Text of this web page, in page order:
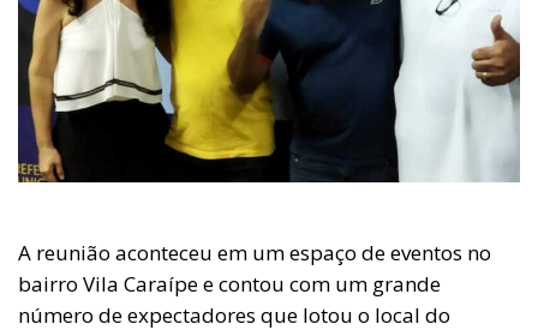
A reunião aconteceu em um espaço de eventos no
bairro Vila Caraípe e contou com um grande
número de expectadores que lotou o local do